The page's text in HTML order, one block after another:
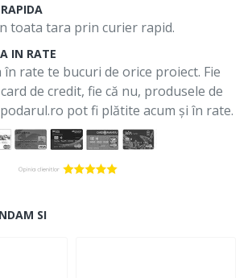
toata tara prin curier rapid.
IN RATE
în rate te bucuri de orice proiect. Fie
de credit, fie că nu, produsele de
pot fi plătite acum și în rate.
SI